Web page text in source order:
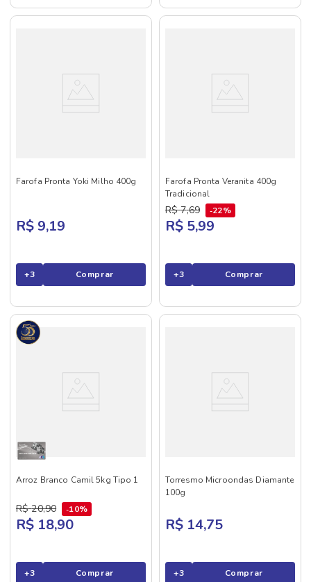
Farofa Pronta Yoki Milho 400g
R$ 9,19
+3 Comprar
Farofa Pronta Veranita 400g
Tradicional
R$ 7,69 22%
R$ 5,99
+3 Comprar
Arroz Branco Camil 5kg Tipo 1
R$ 20,90 10%
R$ 18,90
+3 Comprar
Torresmo Microondas Diamante
100g
R$ 14,75
+3 Comprar